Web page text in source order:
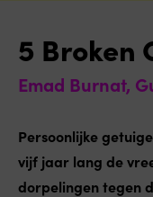
5 Broken
Emad Burnat,
Persoonlijke
vijf jaar lang de
dorpelingen tegen